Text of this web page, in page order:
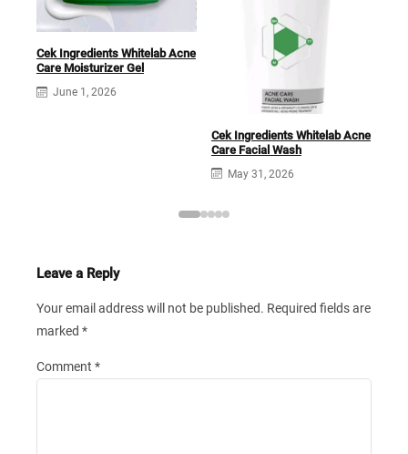
Cek Ingredients Whitelab Acne
Care Moisturizer Gel
June 1, 2026
Cek Ingredients Whitelab Acne
Care Facial Wash
May 31, 2026
Leave a Reply
Your email address will not be published. Required fields are
marked *
Comment *